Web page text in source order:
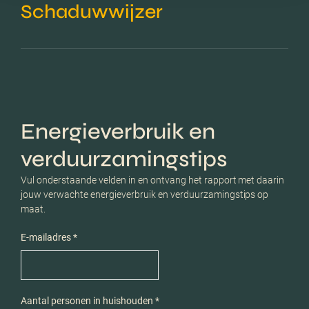
Schaduwwijzer
Energieverbruik en
verduurzamingstips
Vul onderstaande velden in en ontvang het rapport met daarin
jouw verwachte energieverbruik en verduurzamingstips op
maat.
E-mailadres *
Aantal personen in huishouden *